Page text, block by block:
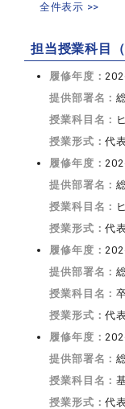
全件表示 >>
担当授業科目（
履修年度：
提供部署名：
授業科目名：
授業形式：代
履修年度：
提供部署名：
授業科目名：
授業形式：代
履修年度：
提供部署名：
授業科目名：
授業形式：代
履修年度：
提供部署名：
授業科目名：
授業形式：代